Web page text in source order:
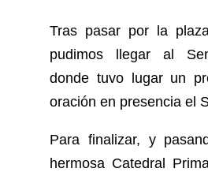
Tras pasar por la
pudimos llegar al
donde tuvo lugar un
oración en presencia el
Para finalizar, y
hermosa Catedral